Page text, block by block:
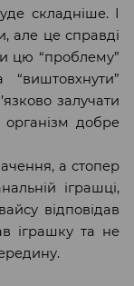
складніше. І
але це справді
цю “проблему”
“виштовхнути”
залучати
добре
а стопер
іграшці,
відповідав
іграшку та не